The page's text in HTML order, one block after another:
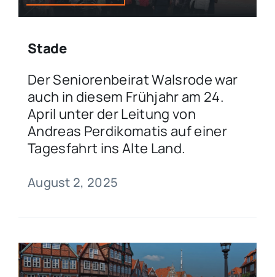
Stade
Der Seniorenbeirat Walsrode war
auch in diesem Frühjahr am 24.
April unter der Leitung von
Andreas Perdikomatis auf einer
Tagesfahrt ins Alte Land.
August 2, 2025